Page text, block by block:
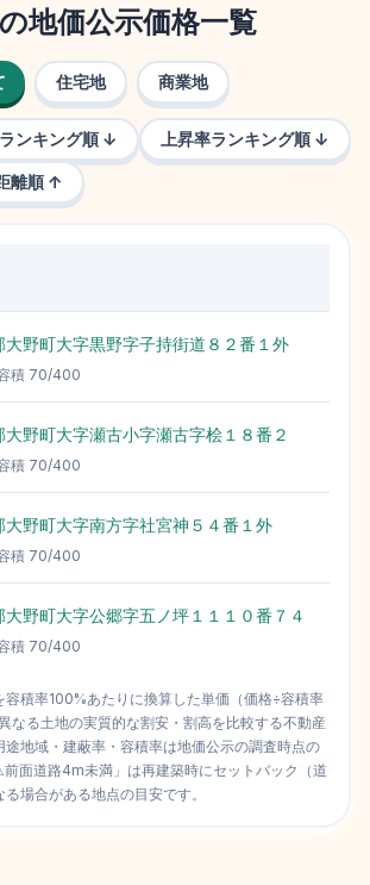
の地価公示価格一覧
住宅地 商業地
ンキング順 ↓ 上昇率ランキング順 ↓
離順 ↑
大野町大字黒野字子持街道８２番１外
積 70/400
野町大字瀬古小字瀬古字桧１８番２
積 70/400
大野町大字南方字社宮神５４番１外
積 70/400
野町大字公郷字五ノ坪１１１０番７４
積 70/400
積率100%あたりに換算した単価（価格÷容積率
なる土地の実質的な割安・割高を比較する不動産
途地域・建蔽率・容積率は地価公示の調査時点の
面道路4m未満」は再建築時にセットバック（道
場合がある地点の目安です。